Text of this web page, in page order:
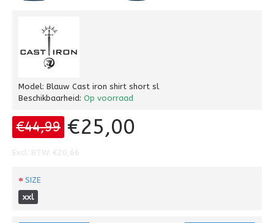
Model: Blauw Cast iron shirt short sl
Beschikbaarheid: Op voorraad
€44,99 €25,00
Excl. BTW: €20,66
SIZE
xxl